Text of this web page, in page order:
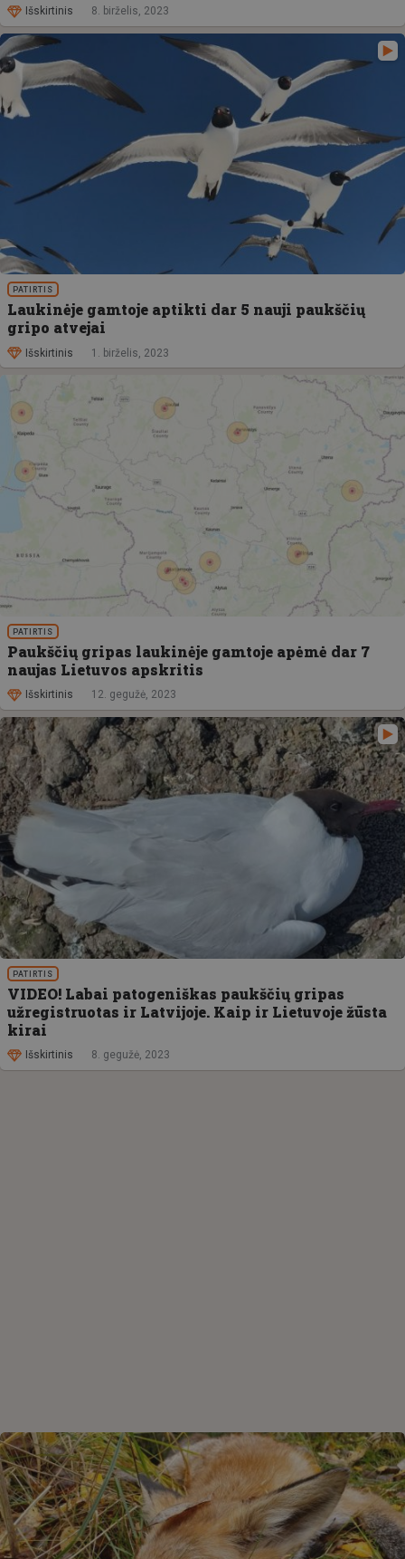
Išskirtinis 8. birželis, 2023
PATIRTIS
Laukinėje gamtoje aptikti dar 5 nauji paukščių
gripo atvejai
Išskirtinis 1. birželis, 2023
PATIRTIS
Paukščių gripas laukinėje gamtoje apėmė dar 7
naujas Lietuvos apskritis
Išskirtinis 12. gegužė, 2023
PATIRTIS
VIDEO! Labai patogeniškas paukščių gripas
užregistruotas ir Latvijoje. Kaip ir Lietuvoje žūsta
kirai
Išskirtinis 8. gegužė, 2023